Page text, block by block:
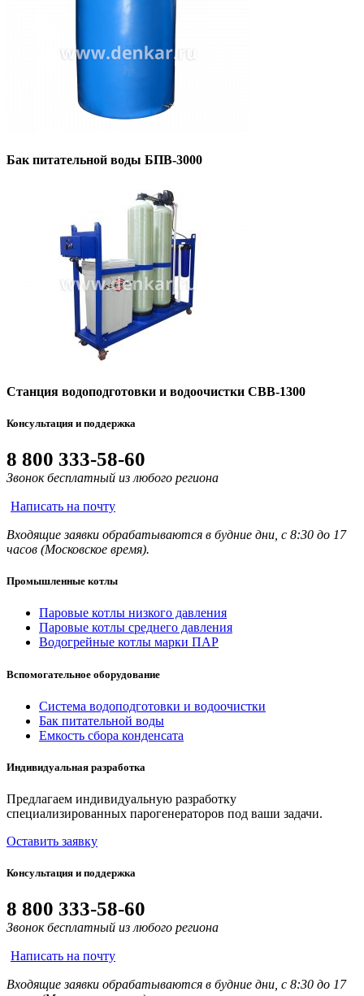
Бак питательной воды БПВ-3000
Станция водоподготовки и водоочистки СВВ-1300
Консультация и поддержка
8 800 333-58-60
Звонок бесплатный из любого региона
Написать на почту
Входящие заявки обрабатываются в будние дни, с 8:30 до 17
часов (Московское время).
Промышленные котлы
Паровые котлы низкого давления
Паровые котлы среднего давления
Водогрейные котлы марки ПАР
Вспомогательное оборудование
Система водоподготовки и водоочистки
Бак питательной воды
Емкость сбора конденсата
Индивидуальная разработка
Предлагаем индивидуальную разработку
специализированных парогенераторов под ваши задачи.
Оставить заявку
Консультация и поддержка
8 800 333-58-60
Звонок бесплатный из любого региона
Написать на почту
Входящие заявки обрабатываются в будние дни, с 8:30 до 17